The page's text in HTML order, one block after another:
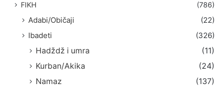
FIKH (786)
Adabi/Običaji
(22)
Ibadeti
(326)
Hadždž i umra
(11)
Kurban/Akika
(24)
Namaz
(137)